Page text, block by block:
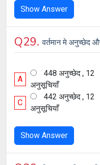
Show Answer
Q29.वर्तमान मे अनुच्छेद
A
448 अनुच्छेद , 12
अनुसूचियाँ
C
442 अनुच्छेद , 12
अनुसूचियाँ
Show Answer